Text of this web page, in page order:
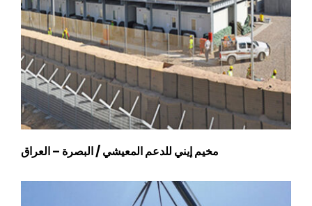
مخيم إيني للدعم المعيشي / البصرة – العراق